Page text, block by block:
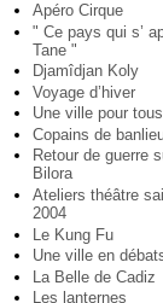
Apéro Cirque
" Ce pays qui s’
Tane "
Djamîdjan Koly
Voyage d’hiver
Une ville pour tous
Copains de
Retour de guerre
Bilora
Ateliers théâtre
2004
Le Kung Fu
Une ville en
La Belle de Cadiz
Les lanternes